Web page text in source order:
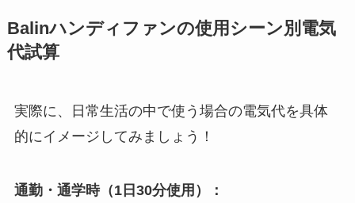
Balinハンディファンの使用シーン別電気
代試算
実際に、日常生活の中で使う場合の電気代を具体
的にイメージしてみましょう！
通勤・通学時（1日30分使用）：